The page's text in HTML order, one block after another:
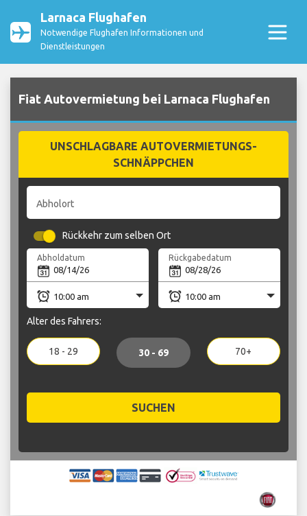
Larnaca Flughafen
Notwendige Flughafen Informationen und
Dienstleistungen
Fiat Autovermietung bei Larnaca Flughafen
UNSCHLAGBARE AUTOVERMIETUNGS-
SCHNÄPPCHEN
Abholort
Rückkehr zum selben Ort
Abholdatum Rückgabedatum
Alter des Fahrers:
18 - 29 30 - 69 70+
SUCHEN